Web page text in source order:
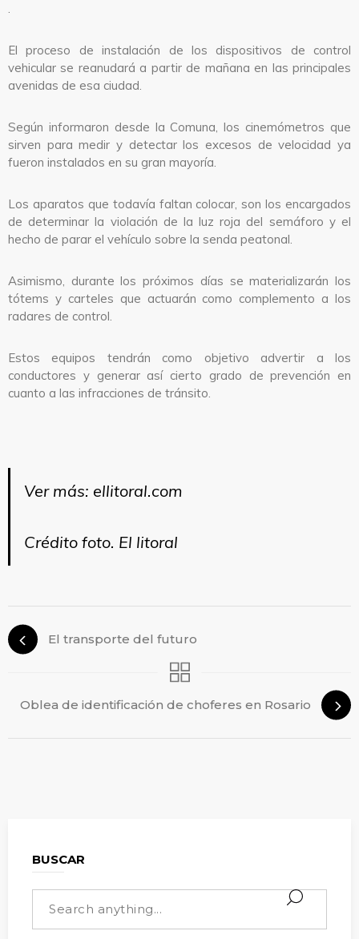
.
El proceso de instalación de los dispositivos de control
vehicular se reanudará a partir de mañana en las principales
avenidas de esa ciudad.
Según informaron desde la Comuna, los cinemómetros que
sirven para medir y detectar los excesos de velocidad ya
fueron instalados en su gran mayoría.
Los aparatos que todavía faltan colocar, son los encargados
de determinar la violación de la luz roja del semáforo y el
hecho de parar el vehículo sobre la senda peatonal.
Asimismo, durante los próximos días se materializarán los
tótems y carteles que actuarán como complemento a los
radares de control.
Estos equipos tendrán como objetivo advertir a los
conductores y generar así cierto grado de prevención en
cuanto a las infracciones de tránsito.
Ver más: ellitoral.com
Crédito foto. El litoral
El transporte del futuro
Oblea de identificación de choferes en Rosario
BUSCAR